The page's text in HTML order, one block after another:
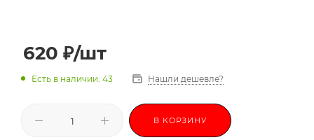
620 ₽/шт
Есть в наличии: 43 Нашли дешевле?
В КОРЗИНУ